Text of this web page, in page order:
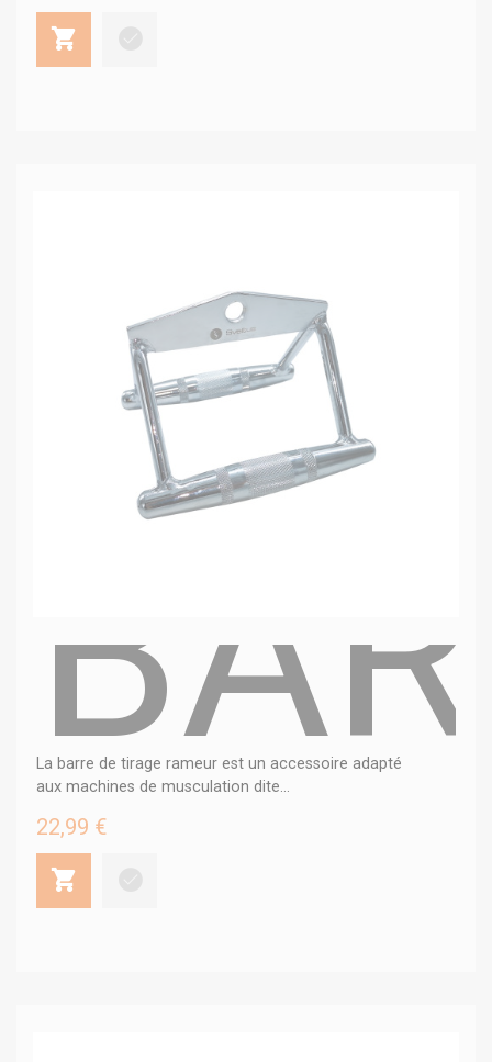
La barre de tirage rameur est un accessoire adapté
aux machines de musculation dite...
22,99 €